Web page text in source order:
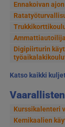
Ennakoivan
Digipiirturin
Katso kaikki
Kurssikalenteri
Kemikaalien